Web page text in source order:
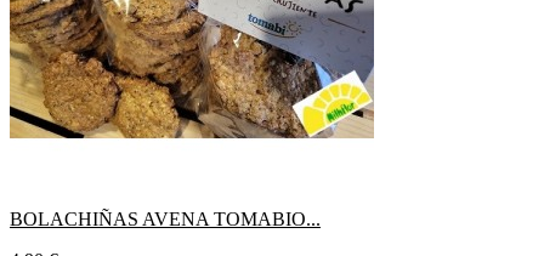
BOLACHIÑAS AVENA TOMABIO...